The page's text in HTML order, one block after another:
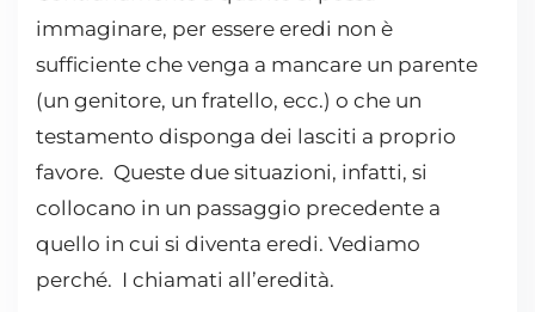
immaginare, per essere eredi non è
sufficiente che venga a mancare un parente
(un genitore, un fratello, ecc.) o che un
testamento disponga dei lasciti a proprio
favore. Queste due situazioni, infatti, si
collocano in un passaggio precedente a
quello in cui si diventa eredi. Vediamo
perché. I chiamati all’eredità.